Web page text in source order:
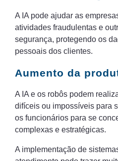
A IA pode ajudar as
atividades fraudulentas e
segurança, protegendo os
pessoais dos clientes.
Aumento da
A IA e os robôs podem
difíceis ou impossíveis para
os funcionários para se
complexas e estratégicas.
A implementação de